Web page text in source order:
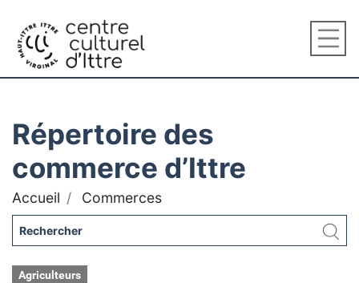
Répertoire des
commerce d’Ittre
Accueil Commerces
Agriculteurs